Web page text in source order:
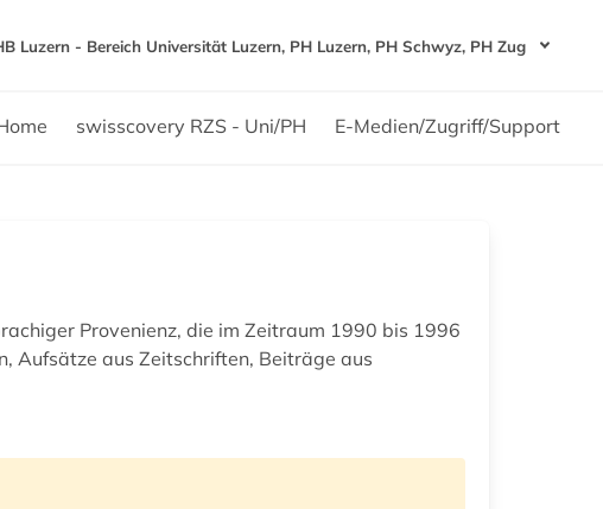
Luzern - Bereich Universität Luzern, PH Luzern, PH Schwyz, PH Zug
swisscovery RZS - Uni/PH E-Medien/Zugriff/Support
Provenienz, die im Zeitraum 1990 bis 1996
Aufsätze aus Zeitschriften, Beiträge aus